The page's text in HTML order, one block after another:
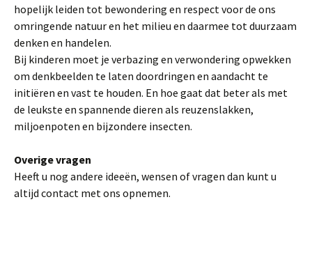
hopelijk leiden tot bewondering en respect voor de ons
omringende natuur en het milieu en daarmee tot duurzaam
denken en handelen.
Bij kinderen moet je verbazing en verwondering opwekken
om denkbeelden te laten doordringen en aandacht te
initiëren en vast te houden. En hoe gaat dat beter als met
de leukste en spannende dieren als reuzenslakken,
miljoenpoten en bijzondere insecten.
Overige vragen
Heeft u nog andere ideeën, wensen of vragen dan kunt u
altijd contact met ons opnemen.